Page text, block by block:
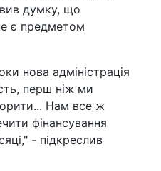
думку, що
є предметом
нова адміністрація
перш ніж ми
Нам все ж
фінансування
- підкреслив